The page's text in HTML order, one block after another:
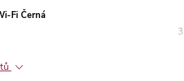
Fi Černá